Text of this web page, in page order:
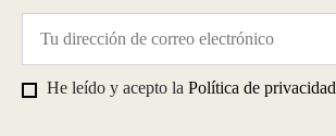
He leído y acepto la Política de privacidad